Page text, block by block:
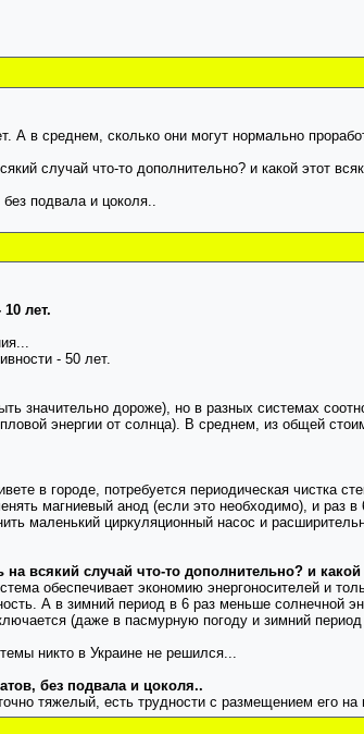
в среднем, сколько они могут нормально
случай что-то дополнительно? и какой этот
подвала и цоколя..
лет.
- 50 лет.
значительно дороже), но в разных системах
энергии от солнца). В среднем, из общей
в городе, потребуется периодическая чистка
магниевый анод (если это необходимо), и раз
маленький циркуляционный насос и
всякий случай что-то дополнительно? и какой
обеспечивает экономию энергоносителей и
А в зимний период в 6 раз меньше солнечной
(даже в пасмурную погоду и зимний
никто в Украине не решился...
без подвала и цоколя..
тяжелый, есть трудности с размещением его на